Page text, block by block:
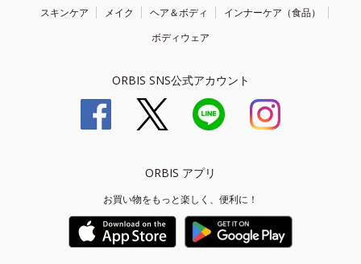
スキンケア メイク ヘア＆ボディ
インナーケア（食品）
ボディウェア
ORBIS SNS公式アカウント
ORBIS アプリ
お買い物をもっと楽しく、便利に！